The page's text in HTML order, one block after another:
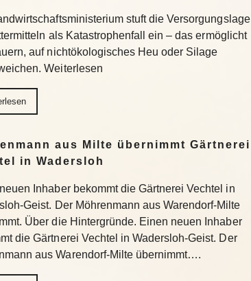
stuft die Versorgungslage
als Katastrophenfall ein – das ermöglicht
auf nichtökologisches Heu oder Silage
Weiterlesen
aus Milte übernimmt Gärtnerei
in Wadersloh
Inhaber bekommt die Gärtnerei Vechtel in
Geist. Der Möhrenmann aus Warendorf-Milte
Über die Hintergründe. Einen neuen Inhaber
die Gärtnerei Vechtel in Wadersloh-Geist. Der
aus Warendorf-Milte übernimmt….